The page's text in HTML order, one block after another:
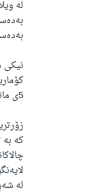
نیکی
5ی مانگی سێدا بەڕێوەدەچێت، لە کێبڕکێکەدا دەمێنێتەوە.
کە
لە